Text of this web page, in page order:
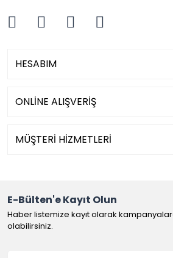
HESABIM
ONLİNE ALIŞVERİŞ
MÜŞTERİ HİZMETLERİ
E-Bülten'e Kayıt Olun
Haber listemize kayıt olarak
olabilirsiniz.